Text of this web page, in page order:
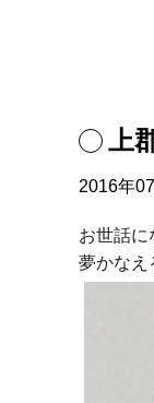
上
2016年
お世話に
夢かなえ